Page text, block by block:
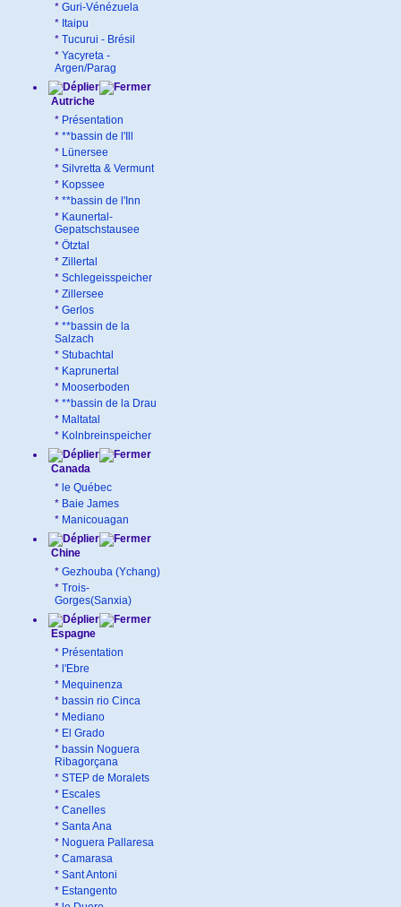
* Guri-Vénézuela
* Itaipu
* Tucurui - Brésil
* Yacyreta -
Argen/Parag
Autriche
* Présentation
* **bassin de l'Ill
* Lünersee
* Silvretta & Vermunt
* Kopssee
* **bassin de l'Inn
* Kaunertal-
Gepatschstausee
* Ötztal
* Zillertal
* Schlegeisspeicher
* Zillersee
* Gerlos
* **bassin de la
Salzach
* Stubachtal
* Kaprunertal
* Mooserboden
* **bassin de la Drau
* Maltatal
* Kolnbreinspeicher
Canada
* le Québec
* Baie James
* Manicouagan
Chine
* Gezhouba (Ychang)
* Trois-
Gorges(Sanxia)
Espagne
* Présentation
* l'Ebre
* Mequinenza
* bassin rio Cinca
* Mediano
* El Grado
* bassin Noguera
Ribagorçana
* STEP de Moralets
* Escales
* Canelles
* Santa Ana
* Noguera Pallaresa
* Camarasa
* Sant Antoni
* Estangento